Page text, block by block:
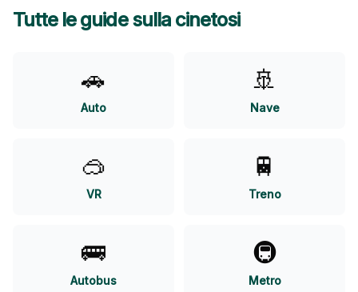
Tutte le guide sulla cinetosi
🚗
Auto
🚢
Nave
🥽
VR
🚆
Treno
🚌
Autobus
🚇
Metro